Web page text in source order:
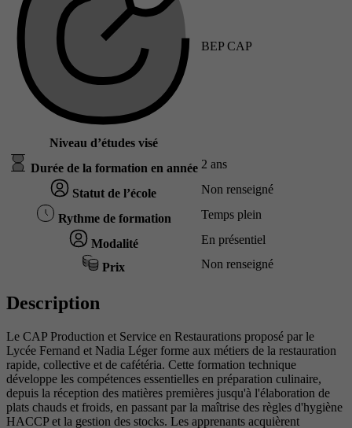
Niveau d’études visé
BEP CAP
Durée de la formation en année 2 ans
Statut de l’école Non renseigné
Rythme de formation Temps plein
Modalité En présentiel
Prix Non renseigné
Description
Le CAP Production et Service en Restaurations proposé par le
Lycée Fernand et Nadia Léger forme aux métiers de la restauration
rapide, collective et de cafétéria. Cette formation technique
développe les compétences essentielles en préparation culinaire,
depuis la réception des matières premières jusqu'à l'élaboration de
plats chauds et froids, en passant par la maîtrise des règles d'hygiène
HACCP et la gestion des stocks. Les apprenants acquièrent